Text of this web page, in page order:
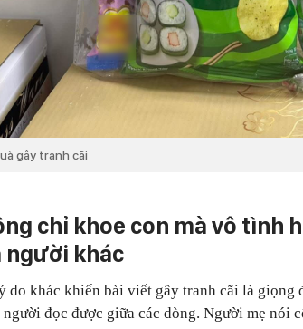
gây tranh cãi
chỉ khoe con mà vô tình
người khác
do khác khiến bài viết gây tranh cãi là giọng
người đọc được giữa các dòng. Người mẹ nói